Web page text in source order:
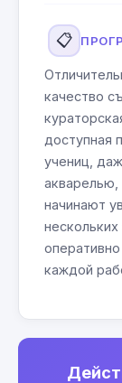
📋
качество
доступная
учениц,
акварелью,
начинают
каждой